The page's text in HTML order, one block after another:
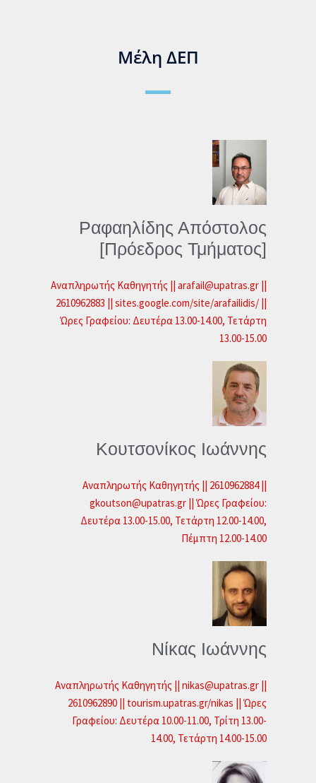
Μέλη ΔΕΠ
Ραφαηλίδης Απόστολος
[Πρόεδρος Τμήματος]
Αναπληρωτής Καθηγητής || arafail@upatras.gr ||
2610962883 || sites.google.com/site/arafailidis/ ||
Ώρες Γραφείου: Δευτέρα 13.00-14.00, Τετάρτη
13.00-15.00
Κουτσονίκος Ιωάννης
Αναπληρωτής Καθηγητής || 2610962884 ||
gkoutson@upatras.gr || Ώρες Γραφείου:
Δευτέρα 13.00-15.00, Τετάρτη 12.00-14.00,
Πέμπτη 12.00-14.00
Νίκας Ιωάννης
Αναπληρωτής Καθηγητής || nikas@upatras.gr ||
2610962890 || tourism.upatras.gr/nikas || Ώρες
Γραφείου: Δευτέρα 10.00-11.00, Τρίτη 13.00-
14.00, Τετάρτη 14.00-15.00